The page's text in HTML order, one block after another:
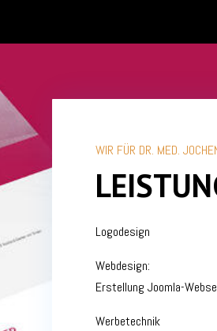
WIR FÜR DR. MED.
Logodesign
Webdesign:
Erstellung Joomla-
Werbetechnik